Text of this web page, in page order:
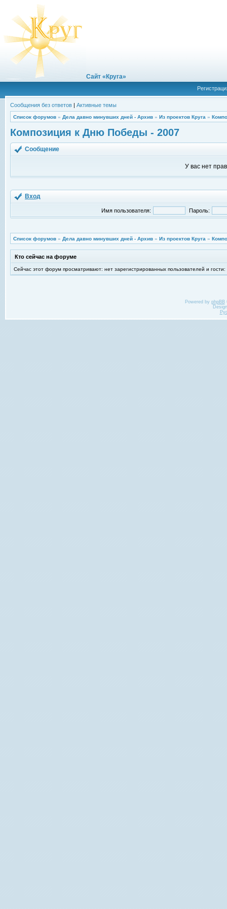
Сайт «Круга»
Сообщения без ответов | Активные темы
Список форумов » Дела давно минувших дней - Архив » Из проектов Круга »
Композиция к Дню Победы - 2007
Сообщение
У вас нет
Вход
Имя пользователя: Пароль:
Список форумов » Дела давно минувших дней - Архив » Из проектов Круга »
Кто сейчас на форуме
Сейчас этот форум просматривают: нет зарегистрированных пользователей и гости:
Powered by phpBB